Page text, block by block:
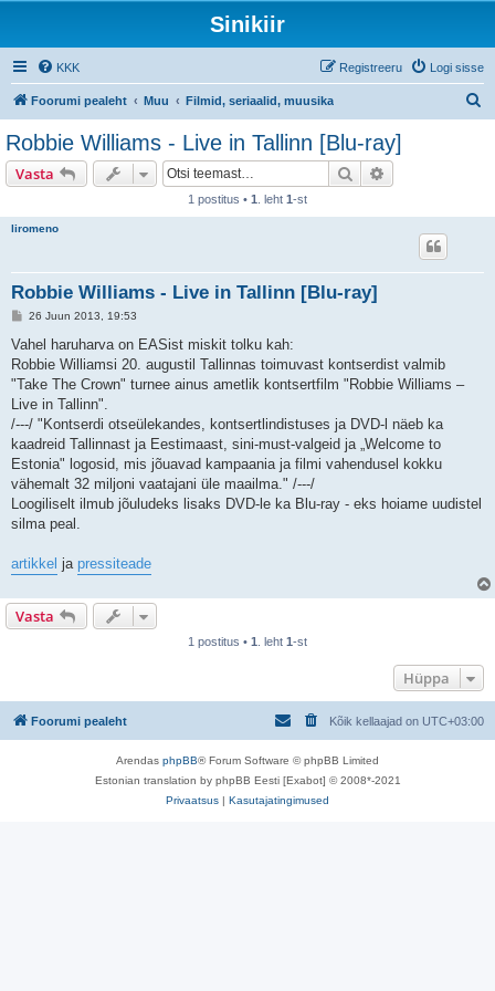
Sinikiir
KKK Logi sisse
Registreeru
Foorumi pealeht Muu Filmid, seriaalid, muusika
Robbie Williams - Live in Tallinn [Blu-ray]
Vasta Otsi
1 postitus • 1 . leht 1-st
liromeno
Robbie Williams - Live in Tallinn [Blu-ray]
P
s
i
t
s
26 Juun 2013, 19:53
Vahel haruharva on EASist miskit tolku kah:
Robbie Williamsi 20. augustil Tallinnas toimuvast kontserdist valmib
"Take The Crown" turnee ainus ametlik kontsertfilm "Robbie Williams –
Live in Tallinn".
/---/ "Kontserdi otseülekandes, kontsertlindistuses ja DVD-l näeb ka
kaadreid Tallinnast ja Eestimaast, sini-must-valgeid ja „Welcome to
Estonia" logosid, mis jõuavad kampaania ja filmi vahendusel kokku
vähemalt 32 miljoni vaatajani üle maailma." /---/
Loogiliselt ilmub jõuludeks lisaks DVD-le ka Blu-ray - eks hoiame uudistel
silma peal.
artikkel ja pressiteade
Vasta
1 postitus • 1 . leht 1-st
Hüppa
Foorumi pealeht Kõik kellaajad on UTC+03:00
Arendas phpBB® Forum Software © phpBB Limited
Estonian translation by phpBB Eesti [Exabot] © 2008*-2021
Privaatsus | Kasutajatingimused